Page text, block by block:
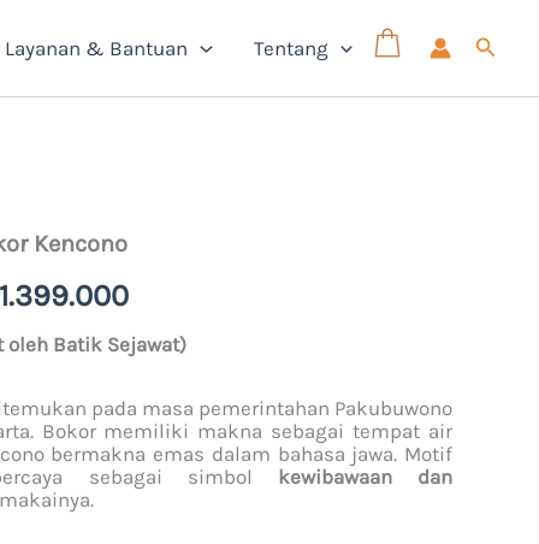
Layanan & Bantuan Tentang Cari
Kencono
1.399.000saat
ini
adalah:
Rp1.399.000.
Batik Sejawat)
pada masa pemerintahan Pakubuwono
Bokor memiliki makna sebagai tempat air
bermakna emas dalam bahasa jawa. Motif
sebagai simbol kewibawaan dan